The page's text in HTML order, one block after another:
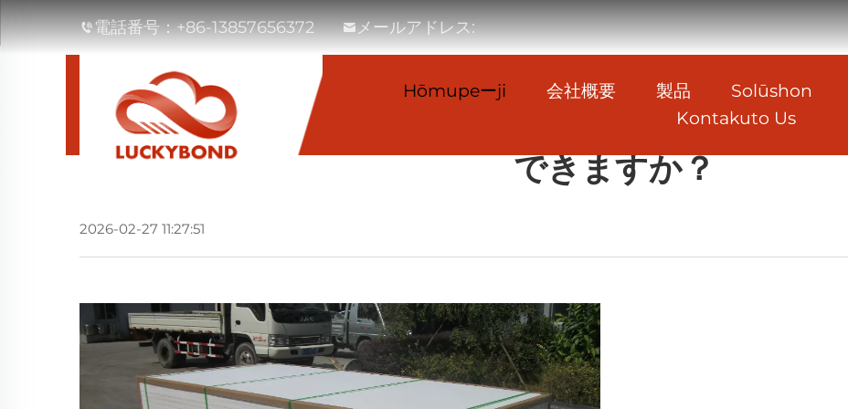
電話番号：+86-13857656372 メールアドレス:
Hōmupeーji 会社概要 製品 Solūshon
Kontakuto Us
LUCKYBOND PVCフォームボードはカスタムデ
できますか？
2026-02-27 11:27:51